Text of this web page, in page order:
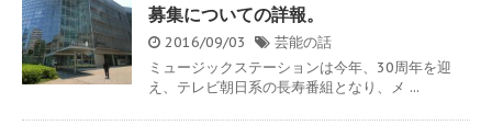
募集についての詳報。
2016/09/03
芸能の話
ミュージックステーションは今年、30周年を迎
え、テレビ朝日系の長寿番組となり、メ ...